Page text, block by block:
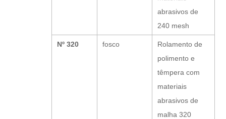
abrasivos de
240 mesh
Nº 320 fosco
Rolamento de
polimento e
têmpera com
materiais
abrasivos de
malha 320